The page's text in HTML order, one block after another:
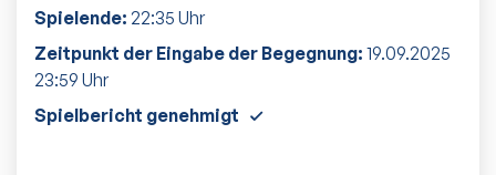
Spielende: 22:35 Uhr
Zeitpunkt der Eingabe der Begegnung: 19.09.2025
23:59 Uhr
Spielbericht genehmigt